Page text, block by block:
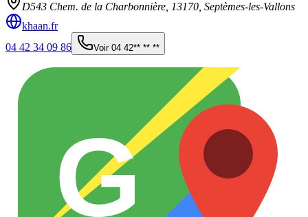
D543 Chem. de la Charbonnière, 13170 Septèmes-les-Vallons
khaan.fr
04 42 34 09 86
Voir 04 42** ** **
G